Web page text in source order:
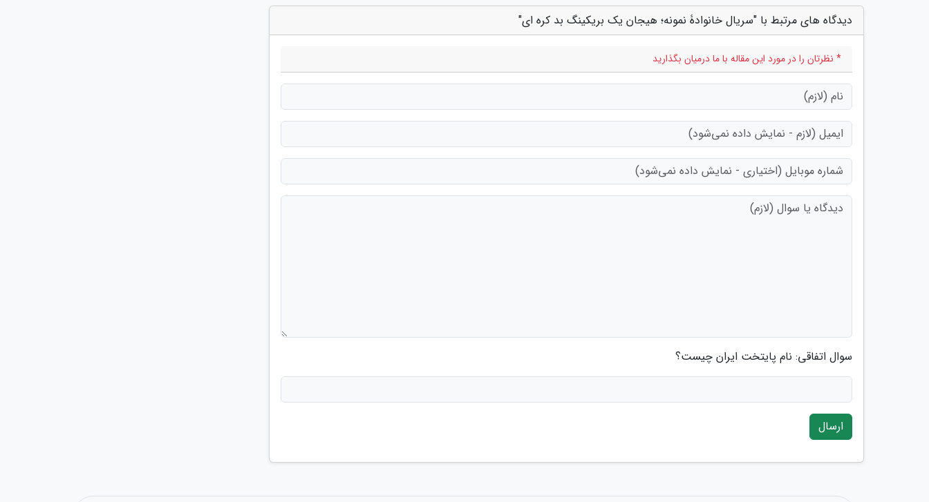
دیدگاه های مرتبط با "سریال خانوادۀ نمونه؛ هیجان یک بریکینگ بد کره ای"
* نظرتان را در مورد این مقاله با ما درمیان بگذارید
سوال اتفاقی: نام پایتخت ایران چیست؟
ارسال